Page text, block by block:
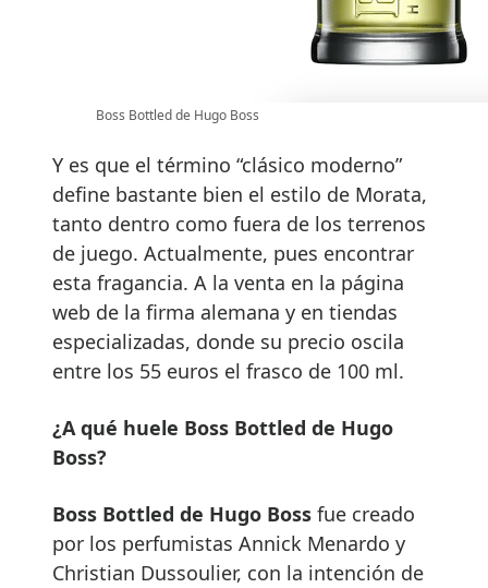
Boss Bottled de Hugo Boss
Y es que el término “clásico moderno”
define bastante bien el estilo de Morata,
tanto dentro como fuera de los terrenos
de juego. Actualmente, pues encontrar
esta fragancia. A la venta en la página
web de la firma alemana y en tiendas
especializadas, donde su precio oscila
entre los 55 euros el frasco de 100 ml.
¿A qué huele Boss Bottled de Hugo
Boss?
Boss Bottled de Hugo Boss fue creado
por los perfumistas Annick Menardo y
Christian Dussoulier, con la intención de